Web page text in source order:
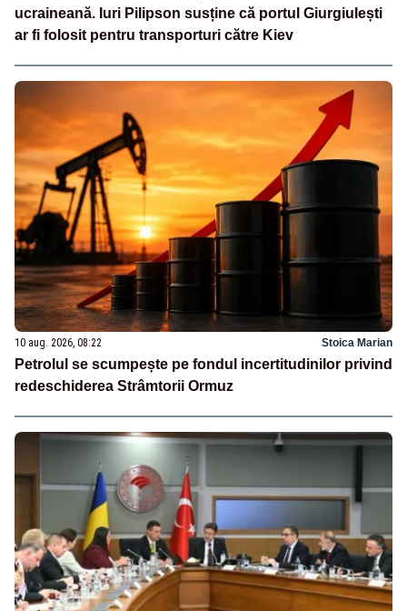
ucraineană. Iuri Pilipson susține că portul Giurgiulești
ar fi folosit pentru transporturi către Kiev
10 aug. 2026, 08:22 Stoica Marian
Petrolul se scumpește pe fondul incertitudinilor privind
redeschiderea Strâmtorii Ormuz